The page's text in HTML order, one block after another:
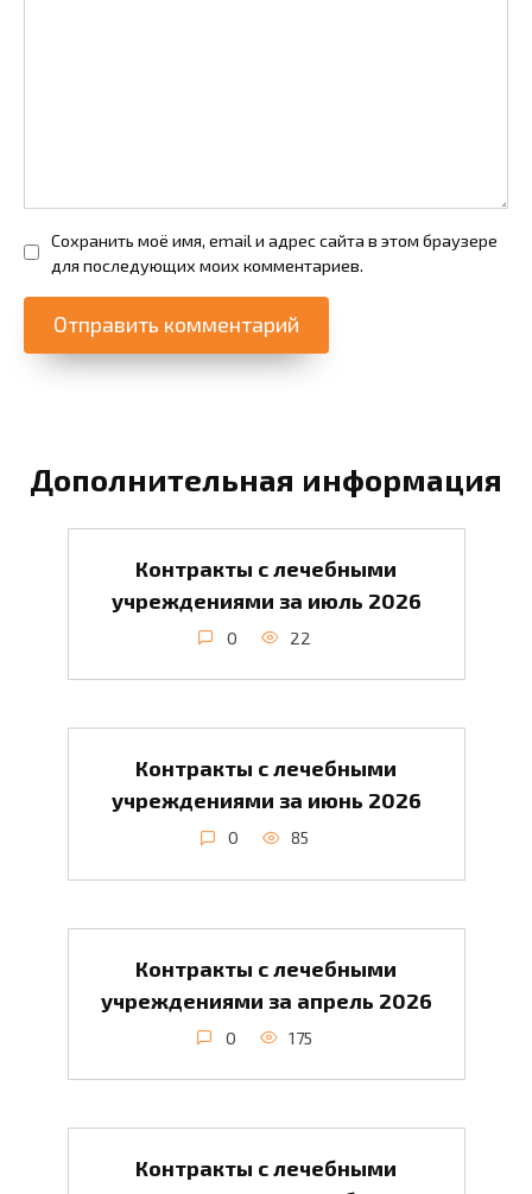
Сохранить моё имя, email и адрес сайта в этом браузере
для последующих моих комментариев.
Дополнительная информация
Контракты с лечебными
учреждениями за июль 2026
0 22
Контракты с лечебными
учреждениями за июнь 2026
0 85
Контракты с лечебными
учреждениями за апрель 2026
0 175
Контракты с лечебными